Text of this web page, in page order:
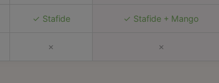
✓ Stafide ✓ Stafide + Mango
✗ ✗